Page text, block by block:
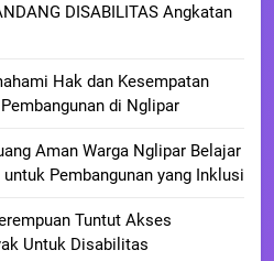
DISABILITAS Angkatan
Hak dan Kesempatan
di Nglipar
Aman Warga Nglipar Belajar
Pembangunan yang Inklusi
Tuntut Akses
Untuk Disabilitas